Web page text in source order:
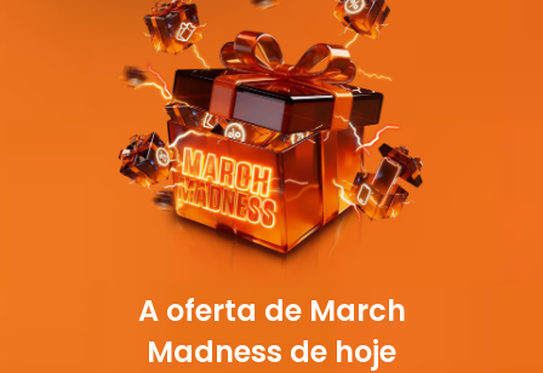
A oferta de March
Madness de hoje